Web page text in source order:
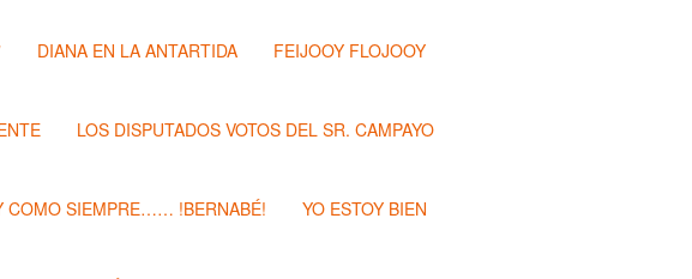
DIANA EN LA ANTARTIDA FEIJOOY FLOJOOY
LOS DISPUTADOS VOTOS DEL SR. CAMPAYO
COMO SIEMPRE…… !BERNABÉ! YO ESTOY BIEN